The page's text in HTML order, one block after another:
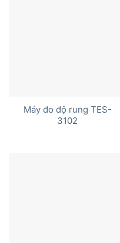
Máy đo độ rung TES-
3102